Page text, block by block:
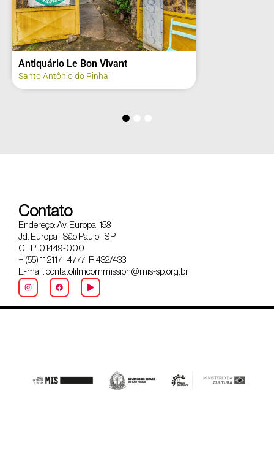
Antiquário Le Bon Vivant
Santo Antônio do Pinhal
Contato
Endereço: Av. Europa, 158
Jd. Europa - São Paulo - SP
CEP: 01449-000
+ (55) 11 2117 - 4777 R 432/433
E-mail: contatofilmcommission@mis-sp.org.br